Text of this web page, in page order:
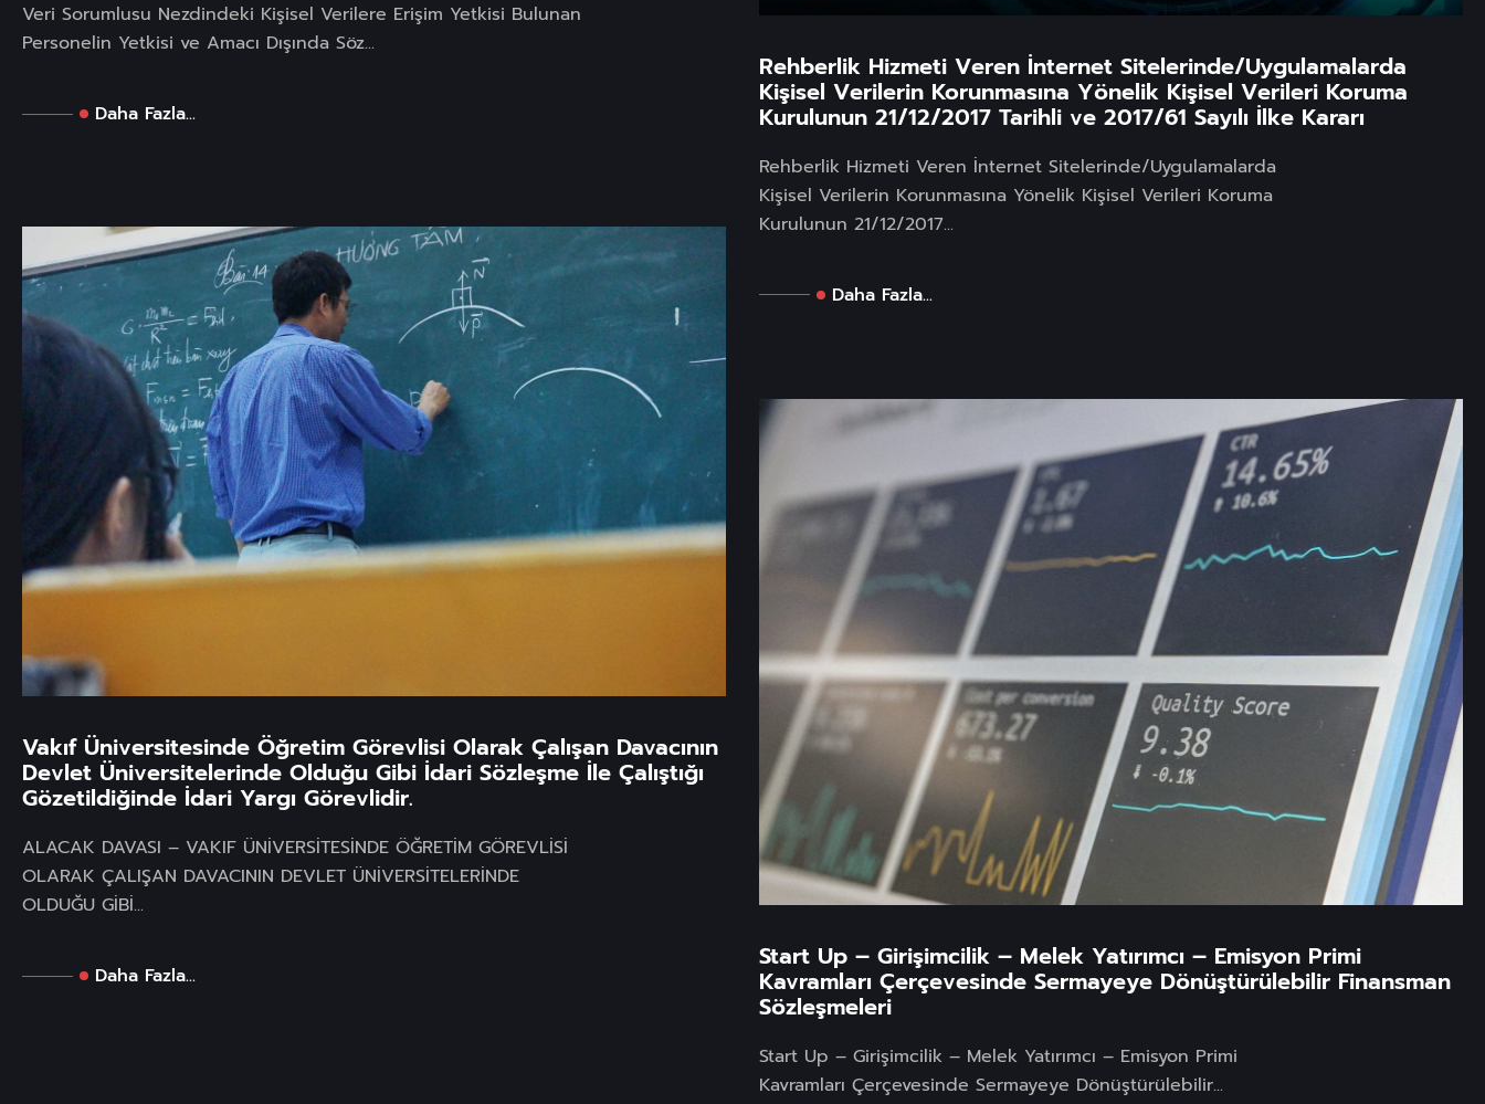
Veri Sorumlusu Nezdindeki Kişisel Verilere Erişim Yetkisi Bulunan
Personelin Yetkisi ve Amacı Dışında Söz...
Daha Fazla...
Rehberlik Hizmeti Veren İnternet Sitelerinde/Uygulamalarda
Kişisel Verilerin Korunmasına Yönelik Kişisel Verileri Koruma
Kurulunun 21/12/2017 Tarihli ve 2017/61 Sayılı İlke Kararı
Rehberlik Hizmeti Veren İnternet Sitelerinde/Uygulamalarda
Kişisel Verilerin Korunmasına Yönelik Kişisel Verileri Koruma
Kurulunun 21/12/2017...
Daha Fazla...
Vakıf Üniversitesinde Öğretim Görevlisi Olarak Çalışan Davacının
Devlet Üniversitelerinde Olduğu Gibi İdari Sözleşme İle Çalıştığı
Gözetildiğinde İdari Yargı Görevlidir.
ALACAK DAVASI – VAKIF ÜNİVERSİTESİNDE ÖĞRETİM GÖREVLİSİ
OLARAK ÇALIŞAN DAVACININ DEVLET ÜNİVERSİTELERİNDE
OLDUĞU GİBİ...
Daha Fazla...
Start Up – Girişimcilik – Melek Yatırımcı – Emisyon Primi
Kavramları Çerçevesinde Sermayeye Dönüştürülebilir Finansman
Sözleşmeleri
Start Up – Girişimcilik – Melek Yatırımcı – Emisyon Primi
Kavramları Çerçevesinde Sermayeye Dönüştürülebilir...